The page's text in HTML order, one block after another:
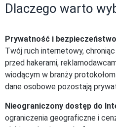
Dlaczego warto
Prywatność i
Twój ruch internetowy,
przed hakerami,
wiodącym w branży
dane osobowe pozostają
Nieograniczony dostęp do
ograniczenia geograficzne i